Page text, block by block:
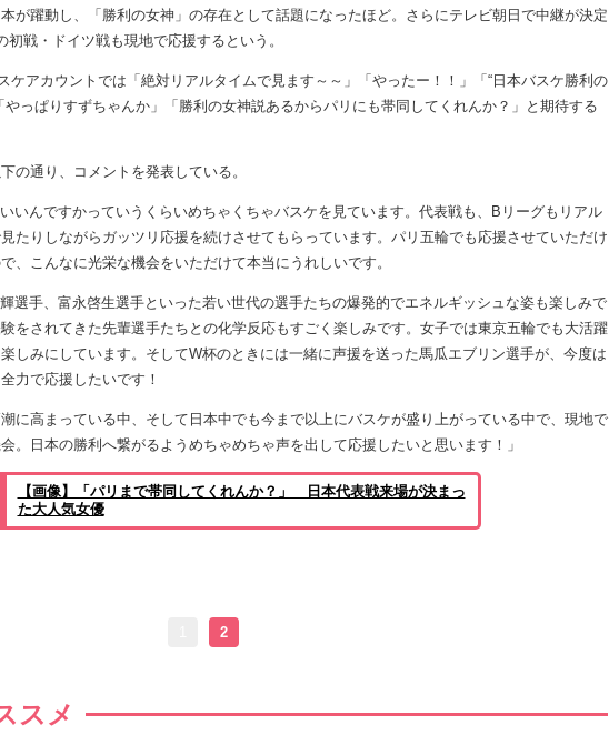
が躍動し、「勝利の女神」の存在として話題になったほど。さらにテレビ朝日で中継が決定
戦・ドイツ戦も現地で応援するという。
アカウントでは「絶対リアルタイムで見ます～～」「やったー！！」「“日本バスケ勝利の
やっぱりすずちゃんか」「勝利の女神説あるからパリにも帯同してくれんか？」と期待する
の通り、コメントを発表している。
いんですかっていうくらいめちゃくちゃバスケを見ています。代表戦も、Bリーグもリアル
たりしながらガッツリ応援を続けさせてもらっています。パリ五輪でも応援させていただけ
、こんなに光栄な機会をいただけて本当にうれしいです。
選手、富永啓生選手といった若い世代の選手たちの爆発的でエネルギッシュな姿も楽しみで
をされてきた先輩選手たちとの化学反応もすごく楽しみです。女子では東京五輪でも大活躍
しみにしています。そしてW杯のときには一緒に声援を送った馬瓜エブリン選手が、今度は
力で応援したいです！
に高まっている中、そして日本中でも今まで以上にバスケが盛り上がっている中で、現地で
。日本の勝利へ繋がるようめちゃめちゃ声を出して応援したいと思います！」
【画像】「パリまで帯同してくれんか？」 日本代表戦来場が決まっ
た大人気女優
2
スメ